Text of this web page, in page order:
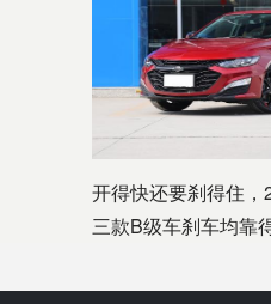
开得快还要刹得住
三款B级车刹车均靠